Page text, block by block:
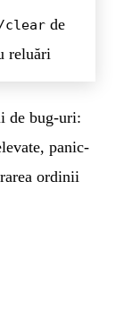
/clear de
reluări
de bug-uri:
panic-
ordinii